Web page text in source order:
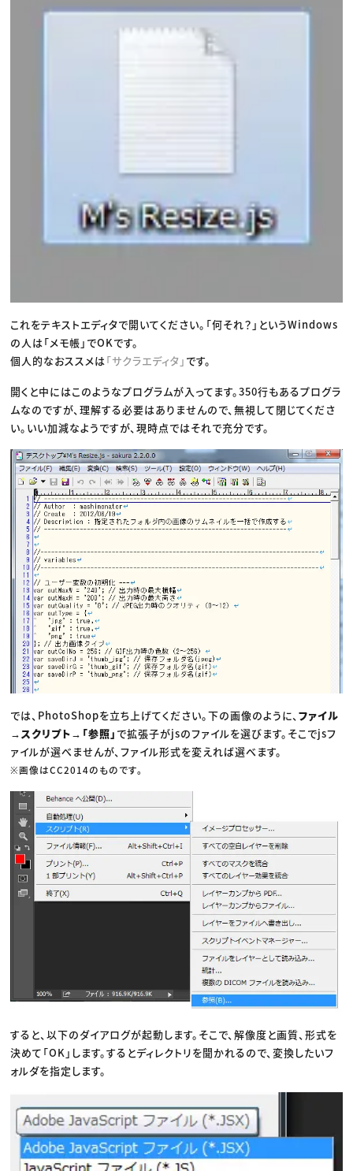
これをテキストエディタで開いてください。「何それ？」というWindows
の人は「メモ帳」でOKです。
個人的なおススメは「サクラエディタ」 です。
開くと中にはこのようなプログラムが入ってます。350行もあるプログラ
ムなのですが、理解する必要はありませんので、無視して閉じてくださ
い。いい加減なようですが、現時点ではそれで充分です。
では、PhotoShopを立ち上げてください。下の画像のように、ファイル
→スクリプト→「参照」 で拡張子がjsのファイルを選びます。そこでjsフ
ァイルが選べませんが、ファイル形式を変えれば選べます。
※画像はCC2014のものです。
すると、以下のダイアログが起動します。そこで、解像度と画質、形式を
決めて「OK」します。するとディレクトリを聞かれるので、変換したいフ
ォルダを指定します。